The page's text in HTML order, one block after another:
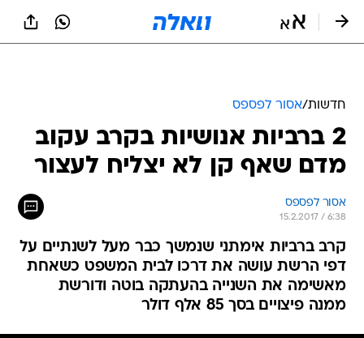
2 ברביות אנושיות בקרב עקוב
מדם שאף קן לא יצליח לעצור
אסור לפספס
קרב ברביות אימתני שנמשך כבר מעל לשנתיים על
מאשימה את השנייה בהעתקה בוטה ודורשת
ממנה פיצויים בסך 85 אלף דולר